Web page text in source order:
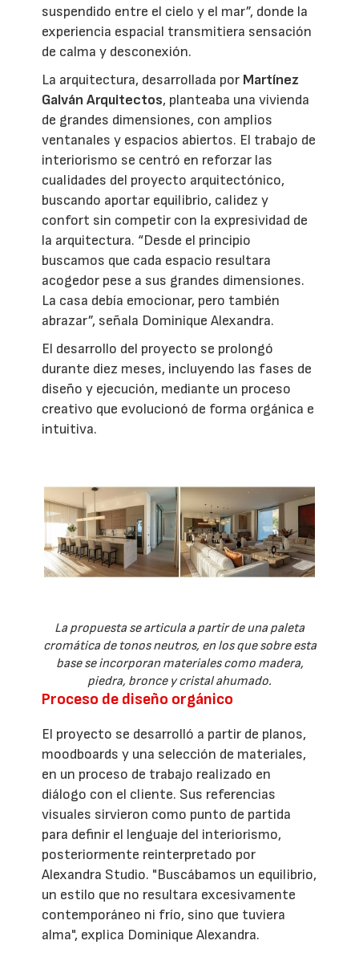
suspendido entre el cielo y el mar”, donde la
experiencia espacial transmitiera sensación
de calma y desconexión.
La arquitectura, desarrollada por Martínez
Galván Arquitectos, planteaba una vivienda
de grandes dimensiones, con amplios
ventanales y espacios abiertos. El trabajo de
interiorismo se centró en reforzar las
cualidades del proyecto arquitectónico,
buscando aportar equilibrio, calidez y
confort sin competir con la expresividad de
la arquitectura. “Desde el principio
buscamos que cada espacio resultara
acogedor pese a sus grandes dimensiones.
La casa debía emocionar, pero también
abrazar”, señala Dominique Alexandra.
El desarrollo del proyecto se prolongó
durante diez meses, incluyendo las fases de
diseño y ejecución, mediante un proceso
creativo que evolucionó de forma orgánica e
intuitiva.
La propuesta se articula a partir de una paleta
cromática de tonos neutros, en los que sobre esta
base se incorporan materiales como madera,
piedra, bronce y cristal ahumado.
Proceso de diseño orgánico
El proyecto se desarrolló a partir de planos,
moodboards y una selección de materiales,
en un proceso de trabajo realizado en
diálogo con el cliente. Sus referencias
visuales sirvieron como punto de partida
para definir el lenguaje del interiorismo,
posteriormente reinterpretado por
Alexandra Studio. "Buscábamos un equilibrio,
un estilo que no resultara excesivamente
contemporáneo ni frío, sino que tuviera
alma", explica Dominique Alexandra.